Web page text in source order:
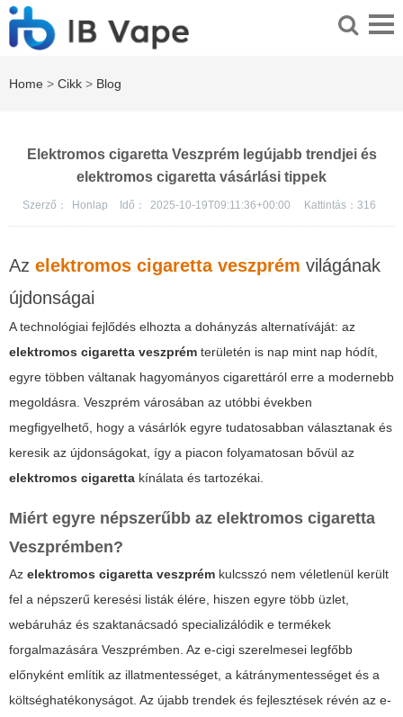
Home > Cikk > Blog
Elektromos cigaretta Veszprém legújabb trendjei és
elektromos cigaretta vásárlási tippek
Szerző： Honlap Idő： 2025-10-19T09:11:36+00:00 Kattintás： 316
Az elektromos cigaretta veszprém világának
újdonságai
A technológiai fejlődés elhozta a dohányzás alternatíváját: az
elektromos cigaretta veszprém területén is nap mint nap hódít,
egyre többen váltanak hagyományos cigarettáról erre a modernebb
megoldásra. Veszprém városában az utóbbi években
megfigyelhető, hogy a vásárlók egyre tudatosabban választanak és
keresik az újdonságokat, így a piacon folyamatosan bővül az
elektromos cigaretta kínálata és tartozékai.
Miért egyre népszerűbb az elektromos cigaretta
Veszprémben?
Az elektromos cigaretta veszprém kulcsszó nem véletlenül került
fel a népszerű keresési listák élére, hiszen egyre több üzlet,
webáruház és szaktanácsadó specializálódik e termékek
forgalmazására Veszprémben. Az e-cigi szerelmesei legfőbb
előnyként említik az illatmentességet, a kátránymentességet és a
költséghatékonyságot. Az újabb trendek és fejlesztések révén az e-